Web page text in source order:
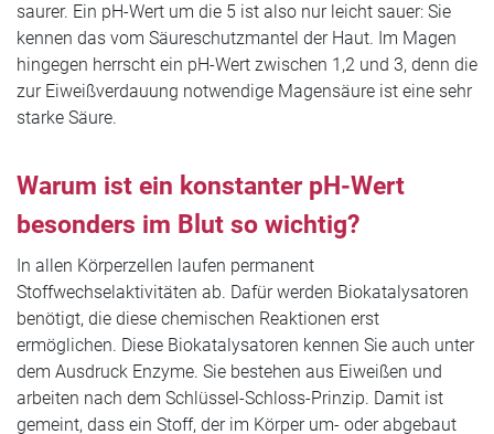
saurer. Ein pH-Wert um die 5 ist also nur leicht sauer: Sie
kennen das vom Säureschutzmantel der Haut. Im Magen
hingegen herrscht ein pH-Wert zwischen 1,2 und 3, denn die
zur Eiweißverdauung notwendige Magensäure ist eine sehr
starke Säure.
Warum ist ein konstanter pH-Wert
besonders im Blut so wichtig?
In allen Körperzellen laufen permanent
Stoffwechselaktivitäten ab. Dafür werden Biokatalysatoren
benötigt, die diese chemischen Reaktionen erst
ermöglichen. Diese Biokatalysatoren kennen Sie auch unter
dem Ausdruck Enzyme. Sie bestehen aus Eiweißen und
arbeiten nach dem Schlüssel-Schloss-Prinzip. Damit ist
gemeint, dass ein Stoff, der im Körper um- oder abgebaut